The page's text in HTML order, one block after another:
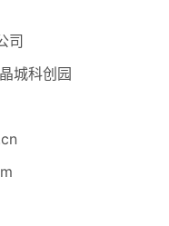
司
城科创园